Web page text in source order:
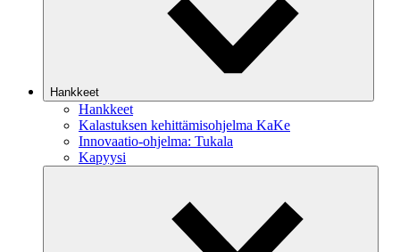
Hankkeet
Hankkeet
Kalastuksen kehittämisohjelma KaKe
Innovaatio-ohjelma: Tukala
Kapyysi